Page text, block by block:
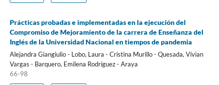
Prácticas probadas e implementadas en la ejecución del
Compromiso de Mejoramiento de la carrera de Enseñanza del
Inglés de la Universidad Nacional en tiempos de pandemia
Alejandra Giangiulio - Lobo, Laura - Cristina Murillo - Quesada, Vivian
Vargas - Barquero, Emilena Rodríguez - Araya
66-98